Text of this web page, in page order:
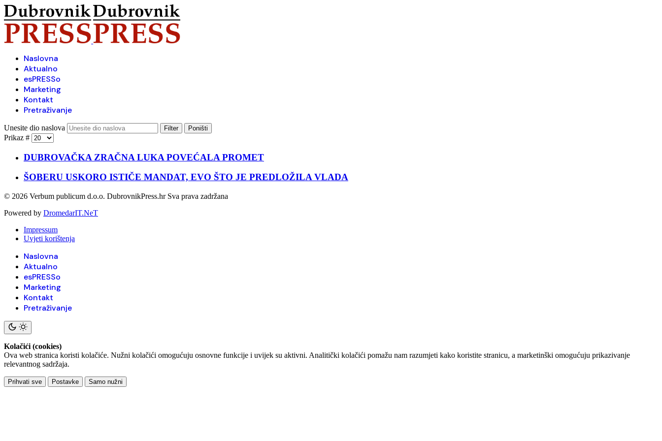
Naslovna
Aktualno
esPRESSo
Marketing
Kontakt
Pretraživanje
Unesite dio naslova Filter Poništi
Prikaz #
DUBROVAČKA ZRAČNA LUKA POVEĆALA PROMET
ŠOBERU USKORO ISTIČE MANDAT, EVO ŠTO JE PREDLOŽILA VLADA
© 2026 Verbum publicum d.o.o. DubrovnikPress.hr Sva prava zadržana
Powered by DromedarIT.NeT
Impressum
Uvjeti korištenja
Naslovna
Aktualno
esPRESSo
Marketing
Kontakt
Pretraživanje
Kolačići (cookies)
Ova web stranica koristi kolačiće. Nužni kolačići omogućuju osnovne funkcije i uvijek su aktivni. Analitički kolačići pomažu nam razumjeti kako koristite stranicu, a marketinški omogućuju prikazivanje
relevantnog sadržaja.
Prihvati sve Postavke Samo nužni